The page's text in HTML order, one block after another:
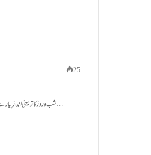
25
شب و روز کا تربیتی انداز پیارے بیٹے ! طلوعِ فجر کے وقت جاگ جانے کی عادت ڈالو،وہ وقت بڑا…